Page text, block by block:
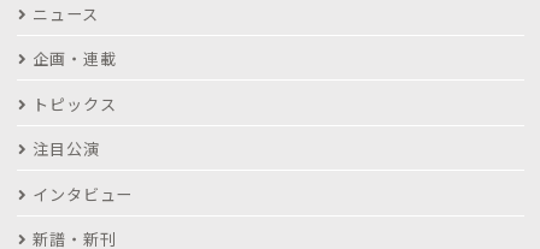
ニュース
企画・連載
トピックス
注目公演
インタビュー
新譜・新刊